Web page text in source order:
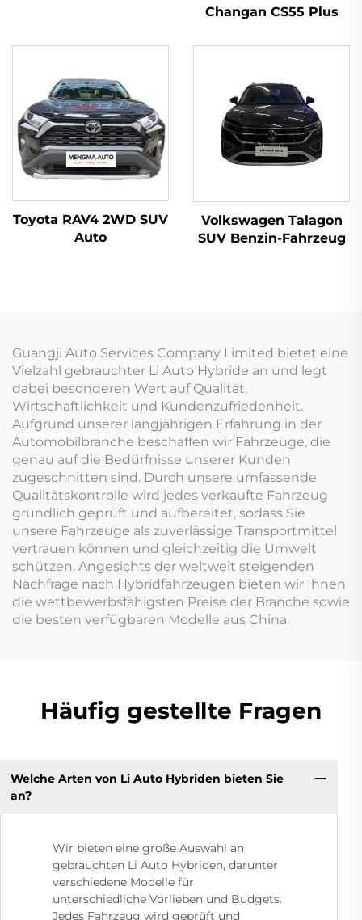
Changan CS55 Plus
Toyota RAV4 2WD SUV
Auto
Volkswagen Talagon
SUV Benzin-Fahrzeug
Guangji Auto Services Company Limited bietet eine
Vielzahl gebrauchter Li Auto Hybride an und legt
dabei besonderen Wert auf Qualität,
Wirtschaftlichkeit und Kundenzufriedenheit.
Aufgrund unserer langjährigen Erfahrung in der
Automobilbranche beschaffen wir Fahrzeuge, die
genau auf die Bedürfnisse unserer Kunden
zugeschnitten sind. Durch unsere umfassende
Qualitätskontrolle wird jedes verkaufte Fahrzeug
gründlich geprüft und aufbereitet, sodass Sie
unsere Fahrzeuge als zuverlässige Transportmittel
vertrauen können und gleichzeitig die Umwelt
schützen. Angesichts der weltweit steigenden
Nachfrage nach Hybridfahrzeugen bieten wir Ihnen
die wettbewerbsfähigsten Preise der Branche sowie
die besten verfügbaren Modelle aus China.
Häufig gestellte Fragen
Welche Arten von Li Auto Hybriden bieten Sie
an?
Wir bieten eine große Auswahl an
gebrauchten Li Auto Hybriden, darunter
verschiedene Modelle für
unterschiedliche Vorlieben und Budgets.
Jedes Fahrzeug wird geprüft und